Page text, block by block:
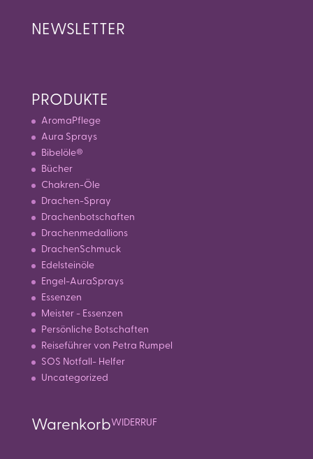
NEWSLETTER
PRODUKTE
AromaPflege
Aura Sprays
Bibelöle®
Bücher
Chakren-Öle
Drachen-Spray
Drachenbotschaften
Drachenmedallions
DrachenSchmuck
Edelsteinöle
Engel-AuraSprays
Essenzen
Meister - Essenzen
Persönliche Botschaften
Reiseführer von Petra Rumpel
SOS Notfall- Helfer
Uncategorized
WarenkorbWIDERRUF